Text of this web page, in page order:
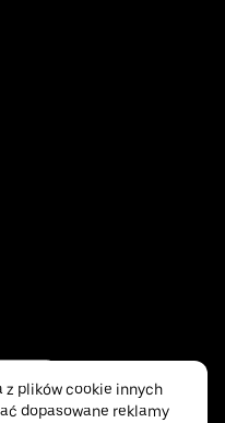
z plików cookie innych
dopasowane reklamy